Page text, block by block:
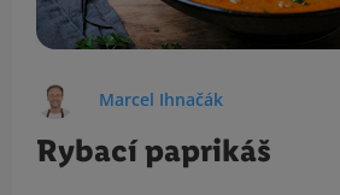
Marcel Ihnačák
Rybací paprikáš